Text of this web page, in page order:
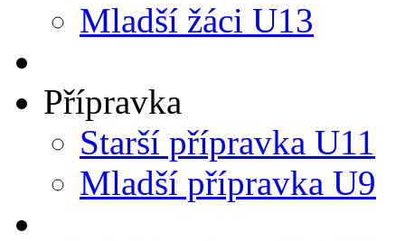
Mladší žáci U13
Přípravka
Starší přípravka U11
Mladší přípravka U9